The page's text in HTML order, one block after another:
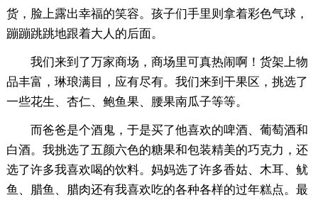
货，脸上露出幸福的笑容。孩子们手里则拿着彩色气球，
蹦蹦跳跳地跟着大人的后面。
我们来到了万家商场，商场里可真热闹啊！货架上物
品丰富，琳琅满目，应有尽有。我们来到干果区，挑选了
一些花生、杏仁、鲍鱼果、腰果南瓜子等等。
而爸爸是个酒鬼，于是买了他喜欢的啤酒、葡萄酒和
白酒。我挑选了五颜六色的糖果和包装精美的巧克力，还
选了许多我喜欢喝的饮料。妈妈选了许多香姑、木耳、鱿
鱼、腊鱼、腊肉还有我喜欢吃的各种各样的过年糕点。最